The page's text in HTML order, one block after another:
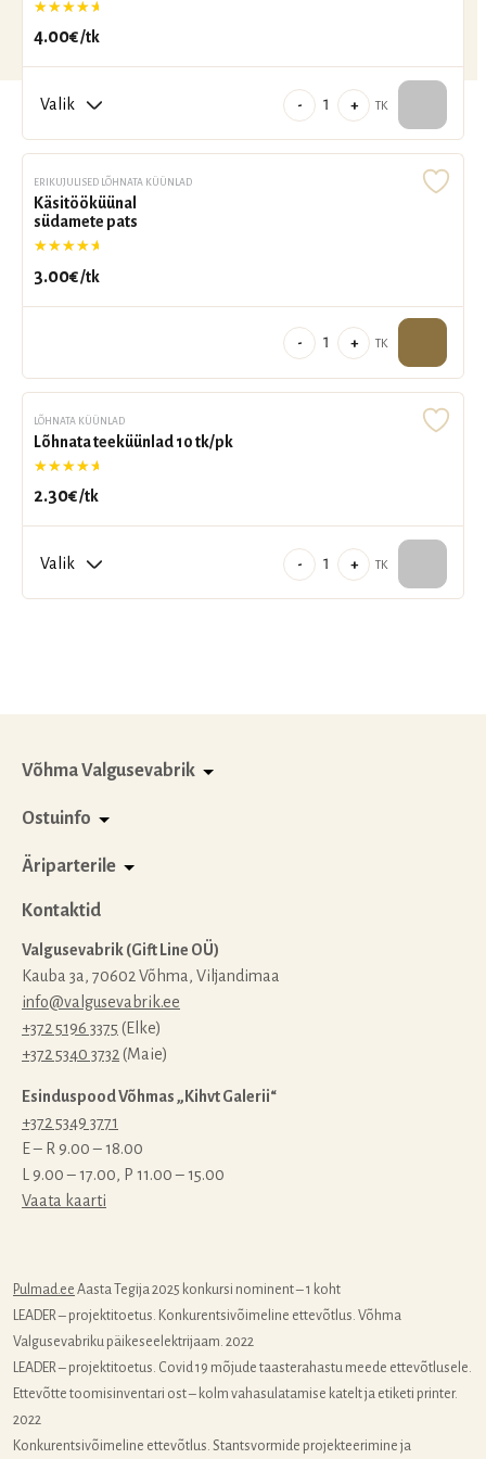
Hinnanguga
4.00€/tk
-
Küünal
7
+ TK
ERIKUJULISED LÕHNATA KÜÜNLAD
Käsitööküünal
südamete pats
Hinnanguga
3.00€/tk
-
Käsitööküünal
südamete
pats
+ TK
LÕHNATA KÜÜNLAD
Lõhnata teeküünlad 10 tk/pk
Hinnanguga
2.30€/tk
-
Lõhnata
teeküünlad
+ TK
Võhma Valgusevabrik
Ostuinfo
Äriparterile
Kontaktid
Valgusevabrik (Gift Line OÜ)
Kauba 3a, 70602 Võhma, Viljandimaa
info@valgusevabrik.ee
+372 5196 3375 (Elke)
+372 5340 3732 (Maie)
Esinduspood Võhmas „Kihvt Galerii“
+372 5349 3771
E – R 9.00 – 18.00
L 9.00 – 17.00, P 11.00 – 15.00
Vaata kaarti
Pulmad.ee Aasta Tegija 2025 konkursi nominent – 1 koht
LEADER – projektitoetus. Konkurentsivõimeline ettevõtlus. Võhma
Valgusevabriku päikeseelektrijaam. 2022
LEADER – projektitoetus. Covid 19 mõjude taasterahastu meede ettevõtlusele.
Ettevõtte toomisinventari ost – kolm vahasulatamise katelt ja etiketi printer.
2022
Konkurentsivõimeline ettevõtlus. Stantsvormide projekteerimine ja